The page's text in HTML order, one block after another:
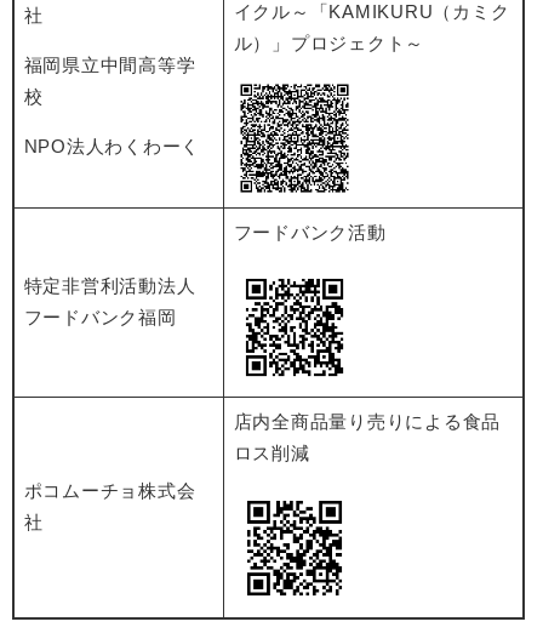
社
福岡県立中間高等学
校
NPO法人わくわーく
イクル～「KAMIKURU（カミク
ル）」プロジェクト～
特定非営利活動法人
フードバンク福岡
フードバンク活動
ポコムーチョ株式会
社
店内全商品量り売りによる食品
ロス削減